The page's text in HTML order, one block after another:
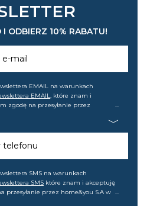
I ODBIERZ 10% RABATU!
e-mail
EMAIL na warunkach
EMAIL, które znam i
zgodę na przesyłanie przez
Wiem, że mogę tę zgodę w
telefonu
SMS na warunkach
SMS które znam i akceptuję
przesyłanie przez home&you S.A w